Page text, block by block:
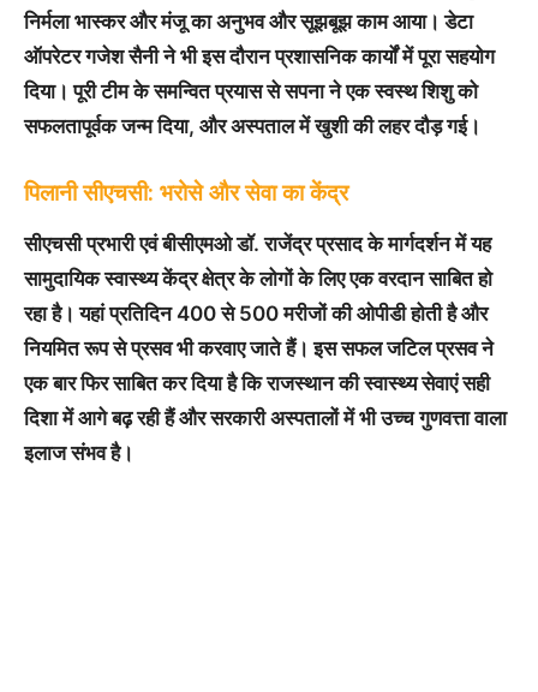
निर्मला भास्कर और मंजू का अनुभव और सूझबूझ काम आया। डेटा
ऑपरेटर गजेश सैनी ने भी इस दौरान प्रशासनिक कार्यों में पूरा सहयोग
दिया। पूरी टीम के समन्वित प्रयास से सपना ने एक स्वस्थ शिशु को
सफलतापूर्वक जन्म दिया, और अस्पताल में खुशी की लहर दौड़ गई।
पिलानी सीएचसी: भरोसे और सेवा का केंद्र
सीएचसी प्रभारी एवं बीसीएमओ डॉ. राजेंद्र प्रसाद के मार्गदर्शन में यह
सामुदायिक स्वास्थ्य केंद्र क्षेत्र के लोगों के लिए एक वरदान साबित हो
रहा है। यहां प्रतिदिन 400 से 500 मरीजों की ओपीडी होती है और
नियमित रूप से प्रसव भी करवाए जाते हैं। इस सफल जटिल प्रसव ने
एक बार फिर साबित कर दिया है कि राजस्थान की स्वास्थ्य सेवाएं सही
दिशा में आगे बढ़ रही हैं और सरकारी अस्पतालों में भी उच्च गुणवत्ता वाला
इलाज संभव है।